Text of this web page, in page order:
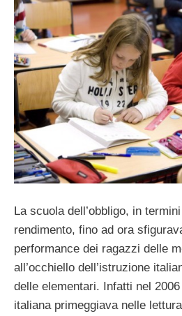
La scuola dell’obbligo, in
rendimento, fino ad ora
performance dei ragazzi delle
all’occhiello dell’istruzione
delle elementari. Infatti nel
italiana primeggiava nelle